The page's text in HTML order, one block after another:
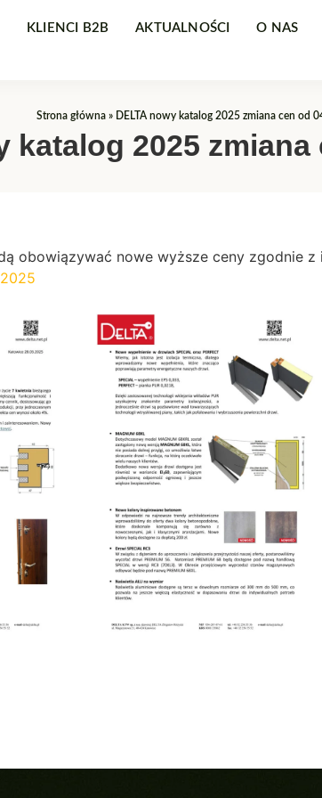
KLIENCI B2B AKTUALNOŚCI O NAS
Strona główna» DELTA nowy katalog 2025 zmiana cen od
katalog 2025 zmiana
obowiązywać nowe wyższe ceny zgodnie